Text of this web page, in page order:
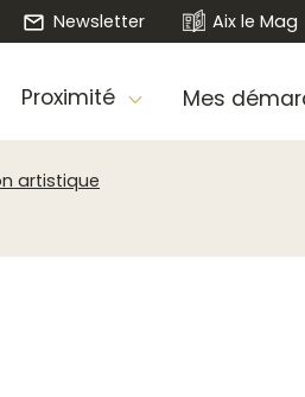
Newsletter Aix le Mag
Proximité Mes
artistique